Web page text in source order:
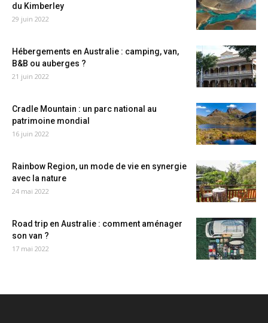
du Kimberley
29 juin 2022
Hébergements en Australie : camping, van,
B&B ou auberges ?
21 juin 2022
Cradle Mountain : un parc national au
patrimoine mondial
16 juin 2022
Rainbow Region, un mode de vie en synergie
avec la nature
24 mai 2022
Road trip en Australie : comment aménager
son van ?
17 mai 2022